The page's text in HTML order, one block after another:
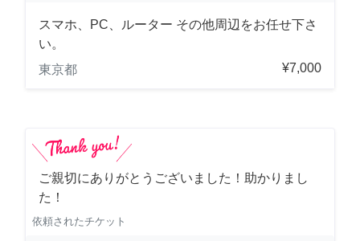
スマホ、PC、ルーター その他周辺をお任せ下さ
い。
東京都
¥7,000
ご親切にありがとうございました！助かりまし
た！
依頼されたチケット